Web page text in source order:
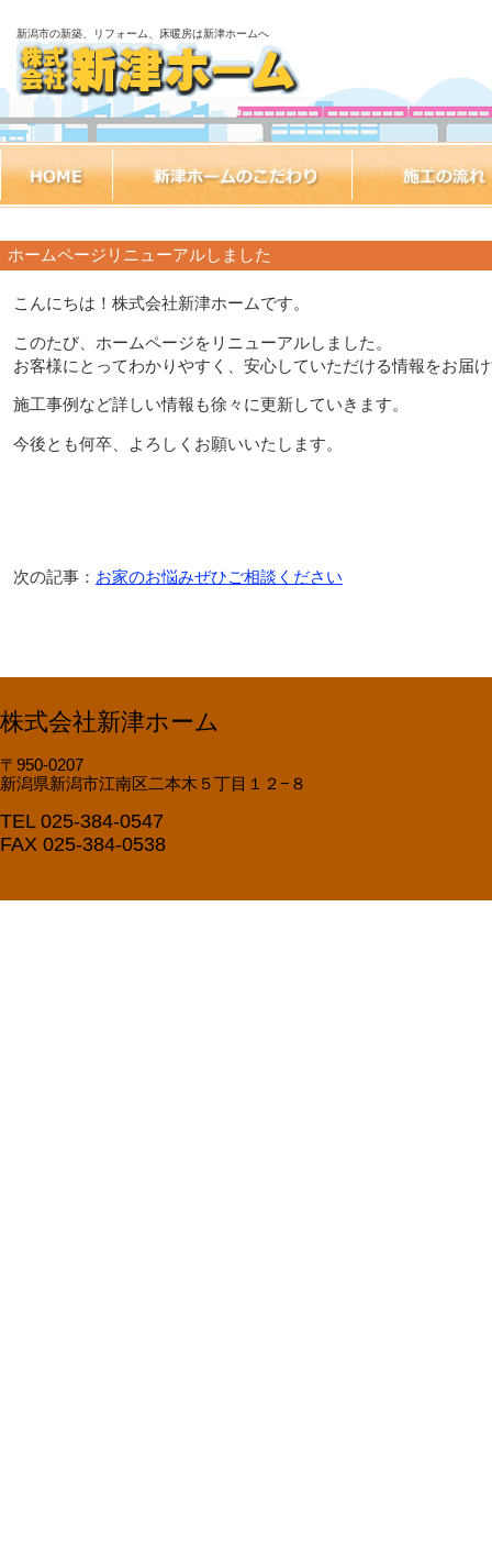
新潟市の新築、リフォーム、床暖房は新津ホームへ
ホームページリニューアルしました
こんにちは！株式会社新津ホームです。
このたび、ホームページをリニューアルしました。
お客様にとってわかりやすく、安心していただける情報をお届
施工事例など詳しい情報も徐々に更新していきます。
今後とも何卒、よろしくお願いいたします。
次の記事： お家のお悩みぜひご相談ください
株式会社新津ホーム
〒950-0207
新潟県新潟市江南区二本木５丁目１２−８
TEL 025-384-0547
FAX 025-384-0538